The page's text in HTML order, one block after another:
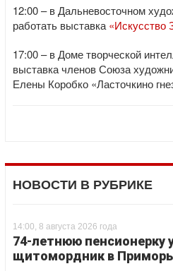
12:00 – в Дальневосточном
работать выставка «Искусство
17:00 – в Доме творческой
выставка членов Союза
Елены Коробко «Ласточкино
НОВОСТИ В РУБРИКЕ
14:00, 8 августа 2026 года
74-летнюю пенсионерку
щитомордник в